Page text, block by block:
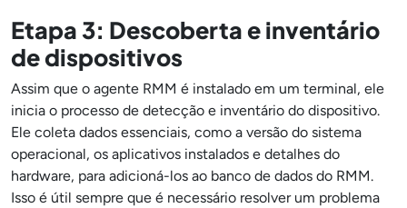
Etapa 3: Descoberta e inventário
de dispositivos
Assim que o agente RMM é instalado em um terminal, ele
inicia o processo de detecção e inventário do dispositivo.
Ele coleta dados essenciais, como a versão do sistema
operacional, os aplicativos instalados e detalhes do
hardware, para adicioná-los ao banco de dados do RMM.
Isso é útil sempre que é necessário resolver um problema